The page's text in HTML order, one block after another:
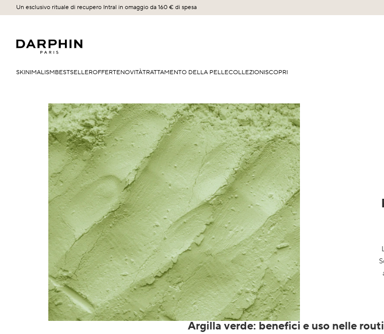
Un esclusivo rituale di recupero Intral in omaggio da 160 € di spesa
SKINIMALISMBESTSELLEROFFERTENOVITÀTRATTAMENTO DELLA PELLECOLLEZIONISCOPRI
Argilla verde: benefici e uso nelle